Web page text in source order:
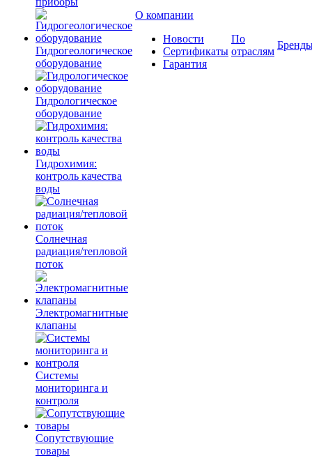
Гидрогеологическое
оборудование
Гидрологическое
оборудование
Гидрохимия:
контроль качества
воды
Солнечная
радиация/тепловой
поток
Электромагнитные
клапаны
Системы
мониторинга и
контроля
Сопутствующие
товары
О компании
Новости
Сертификаты
Гарантия
По
отраслям